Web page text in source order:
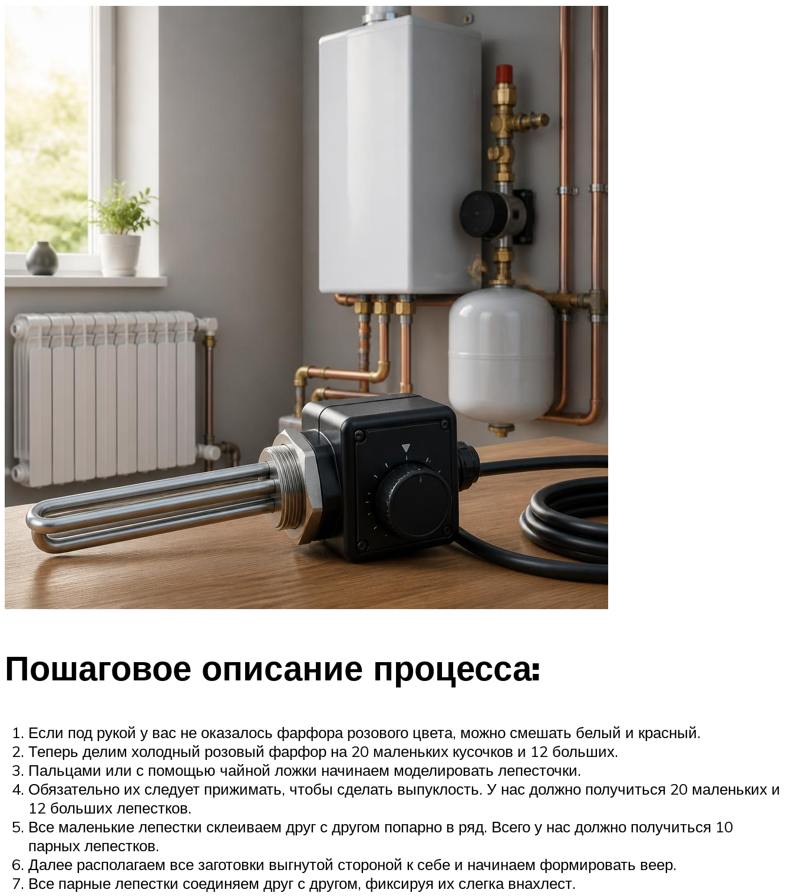
Пошаговое описание процесса:
Если под рукой у вас не оказалось фарфора розового цвета, можно смешать белый и красный.
Теперь делим холодный розовый фарфор на 20 маленьких кусочков и 12 больших.
Пальцами или с помощью чайной ложки начинаем моделировать лепесточки.
Обязательно их следует прижимать, чтобы сделать выпуклость. У нас должно получиться 20 маленьких и
12 больших лепестков.
Все маленькие лепестки склеиваем друг с другом попарно в ряд. Всего у нас должно получиться 10
парных лепестков.
Далее располагаем все заготовки выгнутой стороной к себе и начинаем формировать веер.
Все парные лепестки соединяем друг с другом, фиксируя их слегка внахлест.